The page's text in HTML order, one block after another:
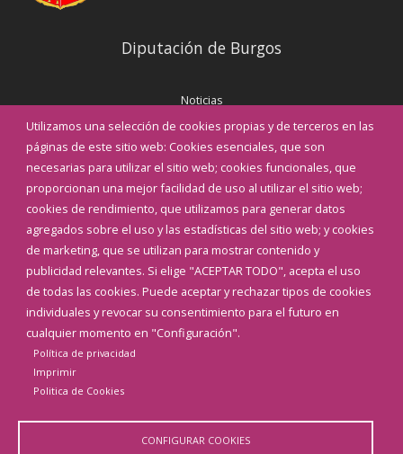
Utilizamos una selección de cookies propias y de terceros en las
páginas de este sitio web: Cookies esenciales, que son
necesarias para utilizar el sitio web; cookies funcionales, que
proporcionan una mejor facilidad de uso al utilizar el sitio web;
cookies de rendimiento, que utilizamos para generar datos
agregados sobre el uso y las estadísticas del sitio web; y cookies
de marketing, que se utilizan para mostrar contenido y
publicidad relevantes. Si elige "ACEPTAR TODO", acepta el uso
de todas las cookies. Puede aceptar y rechazar tipos de cookies
individuales y revocar su consentimiento para el futuro en
cualquier momento en "Configuración".
Política de privacidad
Imprimir
Politica de Cookies
CONFIGURAR COOKIES
Diputación de Burgos
Noticias
Eventos
Corporación Municipal
Teléfonos de interés
INICIAR SESIÓN
MAPA WEB